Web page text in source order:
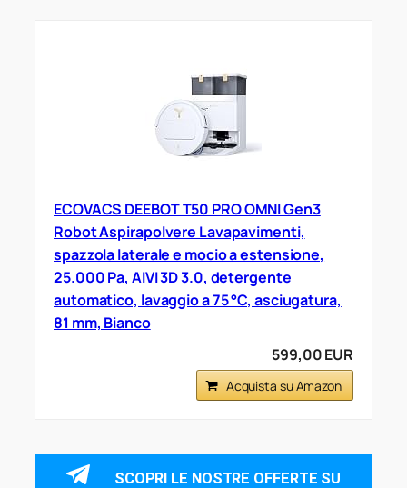
ECOVACS DEEBOT T50 PRO OMNI Gen3
Robot Aspirapolvere Lavapavimenti,
spazzola laterale e mocio a estensione,
25.000 Pa, AIVI 3D 3.0, detergente
automatico, lavaggio a 75 °C, asciugatura,
81 mm, Bianco
599,00 EUR
Acquista su Amazon
SCOPRI LE NOSTRE OFFERTE SU